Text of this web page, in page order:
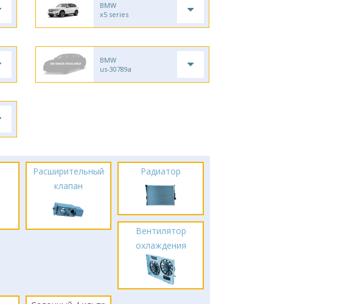
BMW
x5 series
BMW
us-30789a
Расширительный
клапан
Радиатор
Вентилятор
охлаждения